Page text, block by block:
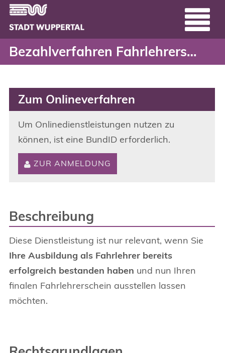
Zum Hauptinhalt springen
Bezahlverfahren
Header
Bezahlverfahren Fahrlehrerschein Abschluss (Schritt 2. nach erfolgreich bestandener Ausbildung)
Zum Onlineverfahren
Um Onlinedienstleistungen nutzen zu
können, ist eine BundID erforderlich.
ZUR ANMELDUNG
Beschreibung
Diese Dienstleistung ist nur relevant, wenn Sie
Ihre Ausbildung als Fahrlehrer bereits
erfolgreich bestanden haben und nun Ihren
finalen Fahrlehrerschein ausstellen lassen
möchten.